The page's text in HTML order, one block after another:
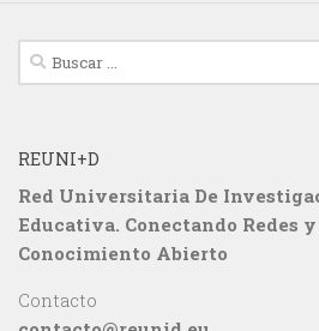
Buscar:
REUNI+D
Red Universitaria De
Educativa. Conectando Redes
Conocimiento Abierto
Contacto